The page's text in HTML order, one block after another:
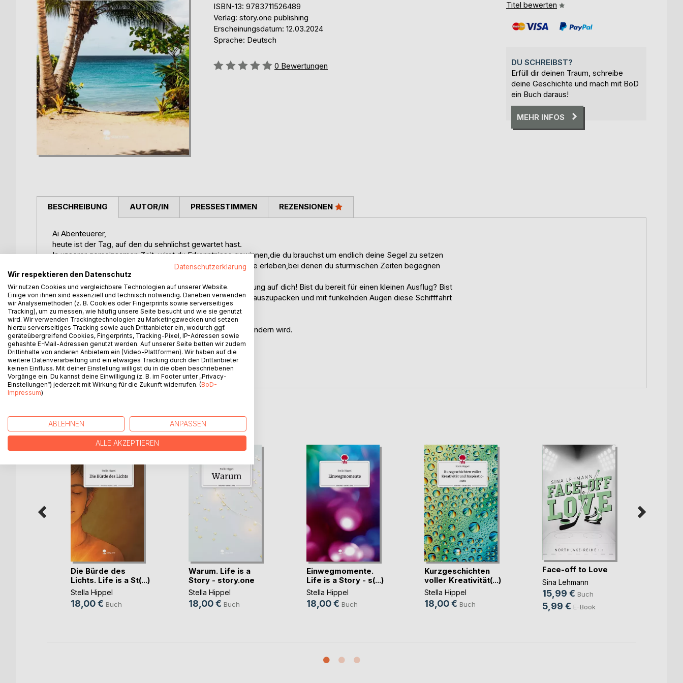
ISBN-13: 9783711526489
Verlag: story.one publishing
Erscheinungsdatum: 12.03.2024
Sprache: Deutsch
Bewertung::
0 Bewertungen
Titel bewerten
DU SCHREIBST?
Erfüll dir deinen Traum, schreibe
deine Geschichte und mach mit BoD
ein Buch daraus!
MEHR INFOS
BESCHREIBUNG
Ai Abenteuerer,
heute ist der Tag, auf den du sehnlichst gewartet hast.
In unserer gemeinsamen Zeit, wirst du Erkenntnisse gewinnen,die du brauchst um endlich deine Segel zu setzen
und über das offene Meer zu gleiten.Wir werden Momente erleben,bei denen du stürmischen Zeiten begegnen
wirst und dabei lernst, nicht die Kontrolle zu verlieren.
Halte dich gut fest , denn am Ende wartet eine Überraschung auf dich! Bist du bereit für einen kleinen Ausflug? Bist
du bereit,um deine Neugierde,wie damals als Tagträumer auszupacken und mit funkelnden Augen diese Schifffahrt
zu genießen ?
Dann lass uns einen Kurs setzten , der dich für immer verändern wird.
Mit segelnden Grüßen
Captain John Davis
AUTOR/IN PRESSESTIMMEN REZENSIONEN
WEITERE TITEL BEIBoD
Die Bürde des
Lichts. Life is a St(...)
Stella Hippel
18,00 € Buch
Warum. Life is a
Story - story.one
Stella Hippel
18,00 € Buch
Einwegmomente.
Life is a Story - s(...)
Stella Hippel
18,00 € Buch
Kurzgeschichten
voller Kreativität(...)
Stella Hippel
18,00 € Buch
Face-off to Love
Sina Lehmann
15,99 € Buch
5,99 € E-Book
Datenschutzerklärung
Wir respektieren den Datenschutz
Wir nutzen Cookies und vergleichbare Technologien auf unserer Website.
Einige von ihnen sind essenziell und technisch notwendig. Daneben verwenden
wir Analysemethoden (z. B. Cookies oder Fingerprints sowie serverseitiges
Tracking), um zu messen, wie häufig unsere Seite besucht und wie sie genutzt
wird. Wir verwenden Trackingtechnologien zu Marketingzwecken und setzen
hierzu serverseitiges Tracking sowie auch Drittanbieter ein, wodurch ggf.
geräteübergreifend Cookies, Fingerprints, Tracking-Pixel, IP-Adressen sowie
gehashte E-Mail-Adressen genutzt werden. Auf unserer Seite betten wir zudem
Drittinhalte von anderen Anbietern ein (Video-Plattformen). Wir haben auf die
weitere Datenverarbeitung und ein etwaiges Tracking durch den Drittanbieter
keinen Einfluss. Mit deiner Einstellung willigst du in die oben beschriebenen
Vorgänge ein. Du kannst deine Einwilligung (z. B. im Footer unter „Privacy-
Einstellungen“) jederzeit mit Wirkung für die Zukunft widerrufen. (BoD-
Impressum)
ABLEHNEN ANPASSEN
ALLE AKZEPTIEREN